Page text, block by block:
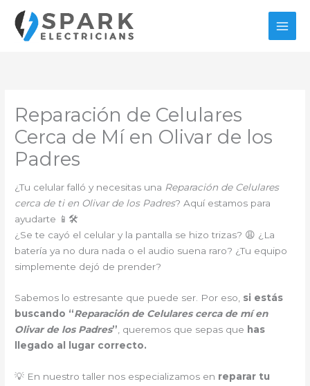
contenido
Reparación de Celulares
Cerca de Mí en Olivar de los
Padres
¿Tu celular falló y necesitas una Reparación de Celulares
cerca de ti en Olivar de los Padres? Aquí estamos para
ayudarte 📱🛠️
¿Se te cayó el celular y la pantalla se hizo trizas? 😩 ¿La
batería ya no dura nada o el audio suena raro? ¿Tu equipo
simplemente dejó de prender?
Sabemos lo estresante que puede ser. Por eso, si estás
buscando “Reparación de Celulares cerca de mí en
Olivar de los Padres” , queremos que sepas que has
llegado al lugar correcto.
💡 En nuestro taller nos especializamos en reparar tu